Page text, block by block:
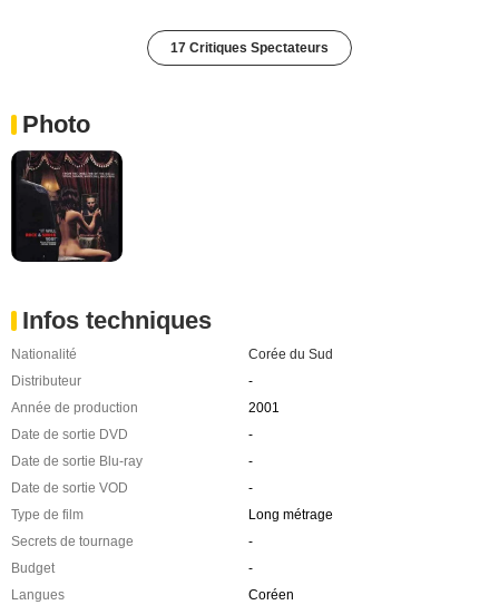
17 Critiques Spectateurs
Photo
Infos techniques
Nationalité
Corée du Sud
Distributeur
-
Année de production
2001
Date de sortie DVD
-
Date de sortie Blu-ray
-
Date de sortie VOD
-
Type de film
Long métrage
Secrets de tournage
-
Budget
-
Langues
Coréen